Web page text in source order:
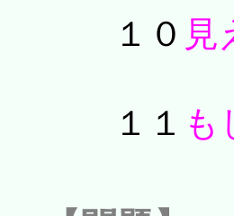
１０ 見
１１ も